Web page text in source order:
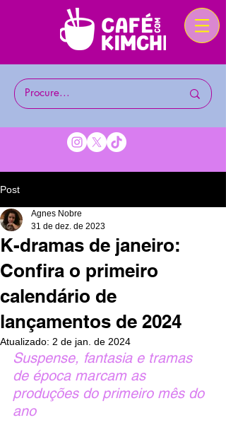
Post
K-dramas de janeiro:
Confira o primeiro
calendário de
lançamentos de 2024
Agnes Nobre
31 de dez. de 2023
Atualizado: 2 de jan. de 2024
Suspense, fantasia e tramas
de época marcam as
produções do primeiro mês do
ano